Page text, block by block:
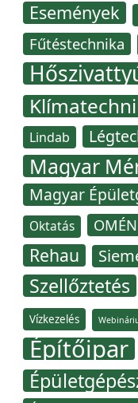
Események
Fűtéstechnika
Lindab
Magyar
Magyar
Oktatás OMÉN
Rehau
Szellőztetés
Vízkezelés
Építőipar